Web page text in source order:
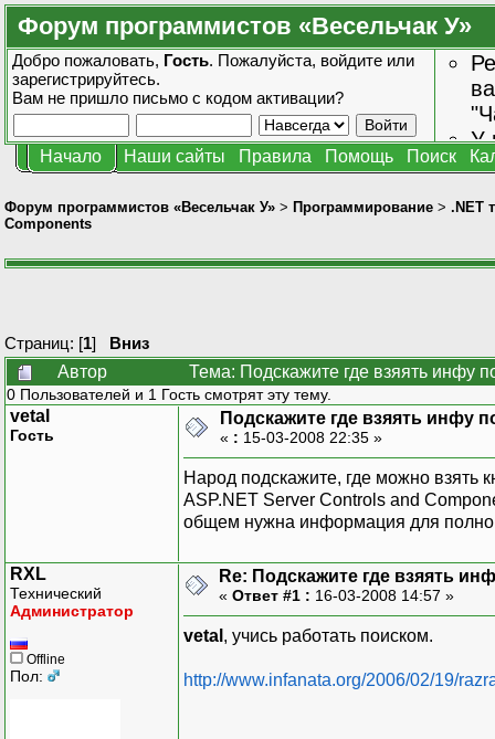
Форум программистов «Весельчак У»
Добро пожаловать, Гость. Пожалуйста, войдите или
зарегистрируйтесь.
Вам не пришло письмо с кодом активации?
У
Начало Наши сайты Правила Помощь Поиск
Форум программистов «Весельчак У» > Программирование > .NET
Components
Страниц: [1] Вниз
Автор
Тема: Подскажите где взяять инфу
0 Пользователей и 1 Гость смотрят эту тему.
vetal
Гость
Подскажите где взяять инфу
« : 15-03-2008 22:35 »
Народ подскажите, где можно взять
ASP.NET Server Controls and
общем нужна информация для
RXL
Технический
Администратор
Offline
Пол:
Re: Подскажите где взяять
« Ответ #1 : 16-03-2008 14:57 »
vetal , учись работать поиском.
http://www.infanata.org/2006/02/19/